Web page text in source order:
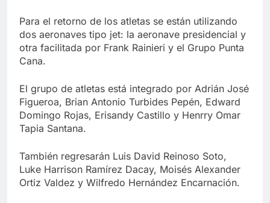
Para el retorno de los atletas se están utilizando
dos aeronaves tipo jet: la aeronave presidencial y
otra facilitada por Frank Rainieri y el Grupo Punta
Cana.
El grupo de atletas está integrado por Adrián José
Figueroa, Brian Antonio Turbides Pepén, Edward
Domingo Rojas, Erisandy Castillo y Henrry Omar
Tapia Santana.
También regresarán Luis David Reinoso Soto,
Luke Harrison Ramírez Dacay, Moisés Alexander
Ortiz Valdez y Wilfredo Hernández Encarnación.